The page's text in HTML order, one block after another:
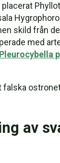
skild från
med
Pleurocybella
falska
av